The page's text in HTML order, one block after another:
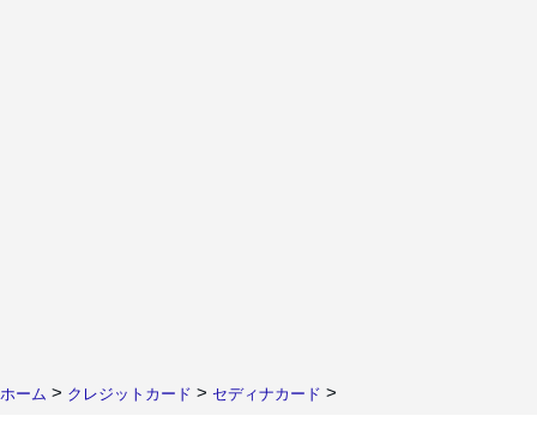
ホーム > クレジットカード > セディナカード >